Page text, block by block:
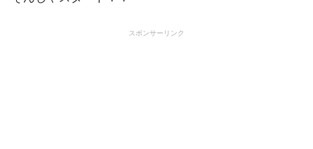
スポンサーリンク